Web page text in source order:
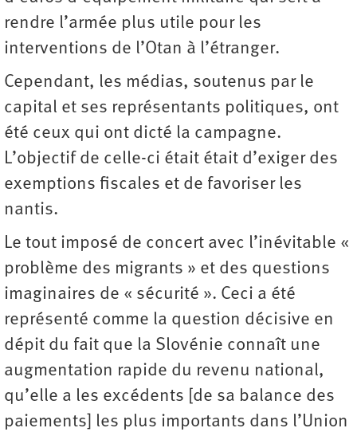
rendre l’armée plus utile pour les
interventions de l’Otan à l’étranger.
Cependant, les médias, soutenus par le
capital et ses représentants politiques, ont
été ceux qui ont dicté la campagne.
L’objectif de celle-ci était était d’exiger des
exemptions fiscales et de favoriser les
nantis.
Le tout imposé de concert avec l’inévitable «
problème des migrants » et des questions
imaginaires de « sécurité ». Ceci a été
représenté comme la question décisive en
dépit du fait que la Slovénie connaît une
augmentation rapide du revenu national,
qu’elle a les excédents [de sa balance des
paiements] les plus importants dans l’Union